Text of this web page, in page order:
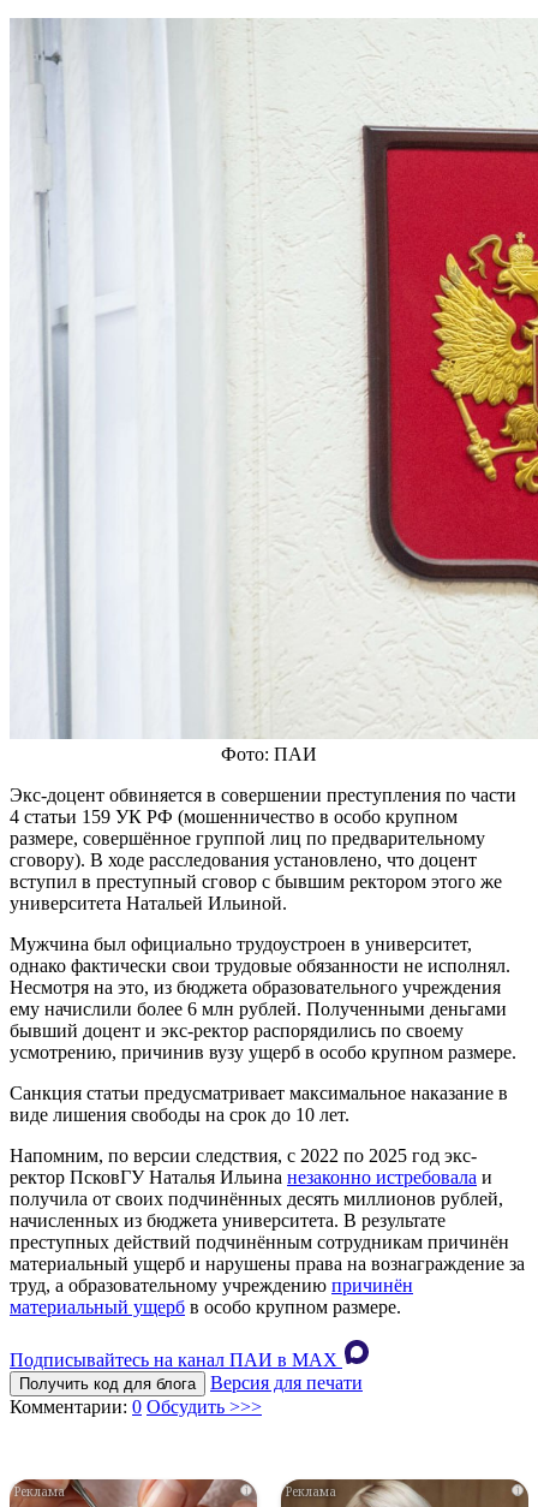
Фото: ПАИ
Экс-доцент обвиняется в совершении преступления по части
4 статьи 159 УК РФ (мошенничество в особо крупном
размере, совершённое группой лиц по предварительному
сговору). В ходе расследования установлено, что доцент
вступил в преступный сговор с бывшим ректором этого же
университета Натальей Ильиной.
Мужчина был официально трудоустроен в университет,
однако фактически свои трудовые обязанности не исполнял.
Несмотря на это, из бюджета образовательного учреждения
ему начислили более 6 млн рублей. Полученными деньгами
бывший доцент и экс-ректор распорядились по своему
усмотрению, причинив вузу ущерб в особо крупном размере.
Санкция статьи предусматривает максимальное наказание в
виде лишения свободы на срок до 10 лет.
Напомним, по версии следствия, с 2022 по 2025 год экс-
ректор ПсковГУ Наталья Ильина незаконно истребовала и
получила от своих подчинённых десять миллионов рублей,
начисленных из бюджета университета. В результате
преступных действий подчинённым сотрудникам причинён
материальный ущерб и нарушены права на вознаграждение за
труд, а образовательному учреждению причинён
материальный ущерб в особо крупном размере.
Подписывайтесь на канал ПАИ в MAХ
Получить код для блога
Версия для печати
Комментарии: 0 Обсудить >>>
i i